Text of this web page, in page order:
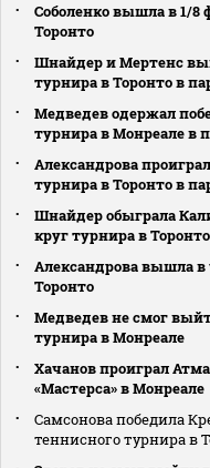
Соболенко вышла в 1/8
Торонто
Шнайдер и Мертенс
турнира в Торонто в
Медведев одержал
турнира в Монреале в
Александрова
турнира в Торонто в
Шнайдер обыграла
круг турнира в Торонто
Александрова вышла
Торонто
Медведев не смог
турнира в Монреале
Хачанов проиграл
«Мастерса» в Монреале
Самсонова победила
теннисного турнира в